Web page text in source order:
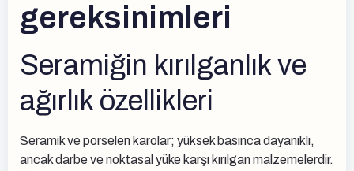
gereksinimleri
Seramiğin kırılganlık ve
ağırlık özellikleri
Seramik ve porselen karolar; yüksek basınca dayanıklı,
ancak darbe ve noktasal yüke karşı kırılgan malzemelerdir.